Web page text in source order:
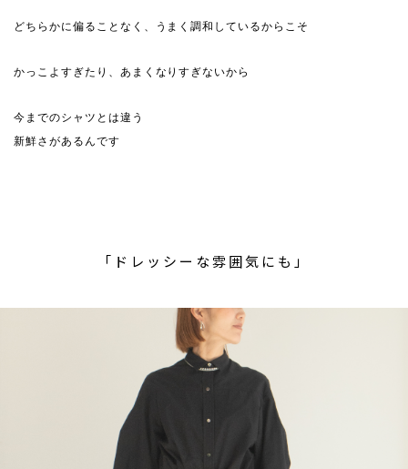
どちらかに偏ることなく、うまく調和しているからこそ
かっこよすぎたり、あまくなりすぎないから
今までのシャツとは違う
新鮮さがあるんです
「ドレッシーな雰囲気にも」